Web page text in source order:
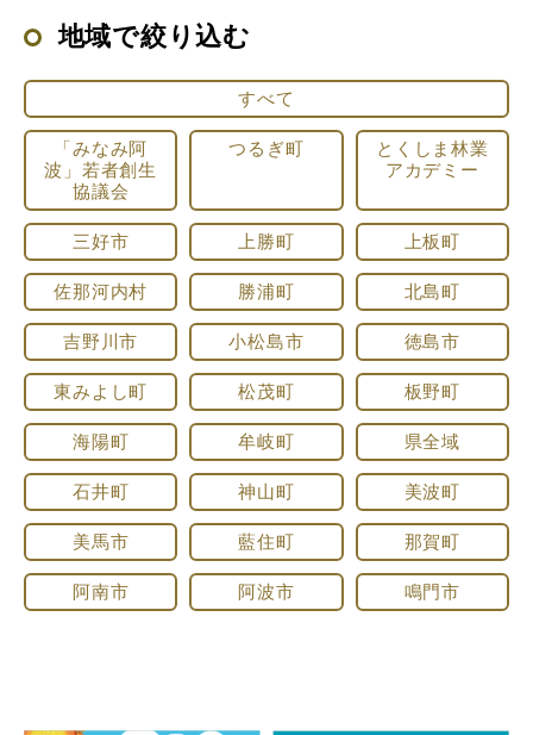
地域で絞り込む
すべて
「みなみ阿
波」若者創生
協議会
つるぎ町
とくしま林業
アカデミー
三好市 上勝町 上板町
佐那河内村 勝浦町 北島町
吉野川市 小松島市 徳島市
東みよし町 松茂町 板野町
海陽町 牟岐町 県全域
石井町 神山町 美波町
美馬市 藍住町 那賀町
阿南市 阿波市 鳴門市